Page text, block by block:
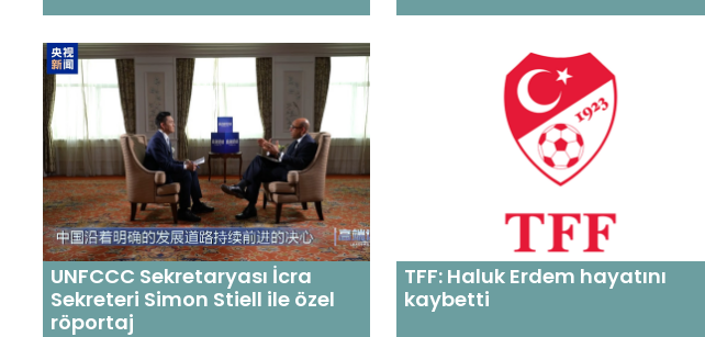
UNFCCC Sekretaryası İcra
Sekreteri Simon Stiell ile özel
röportaj
TFF: Haluk Erdem hayatını
kaybetti